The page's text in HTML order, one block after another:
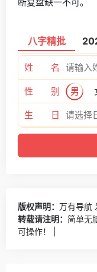
八字精批
姓 名
性 别 男
生 日
版权声明： 万有导航
转载请注明： 简单无
可操作！ |